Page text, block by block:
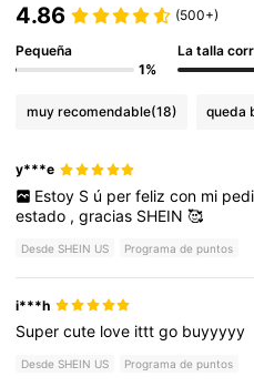
4.86 (500+)
Pequeña
1%
La talla
muy recomendable(18) queda
y***e
Estoy S ú per feliz con mi
estado ,gracias SHEIN🥰
Desde SHEIN US Programa de puntos
i***h
Supercute love itttgo buyyyyy
Desde SHEIN US Programa de puntos